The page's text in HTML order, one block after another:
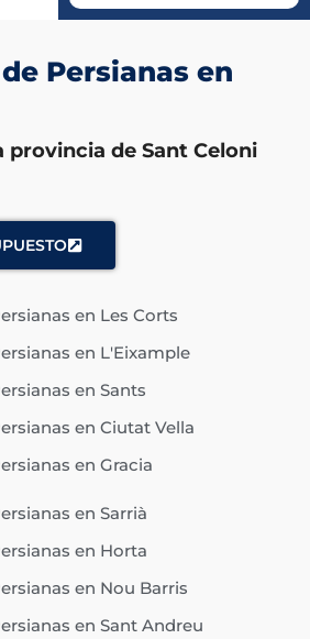
Persianas en
provincia de Sant Celoni
en Les Corts
en L'Eixample
en Sants
en Ciutat Vella
en Gracia
en Sarrià
en Horta
en Nou Barris
en Sant Andreu